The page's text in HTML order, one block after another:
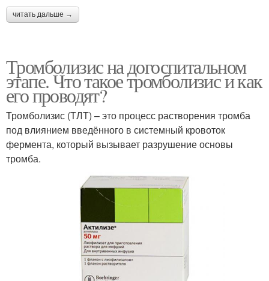
читать дальше →
Тромболизис на догоспитальном
этапе. Что такое тромболизис и как
его проводят?
Тромболизис (ТЛТ) – это процесс растворения тромба
под влиянием введённого в системный кровоток
фермента, который вызывает разрушение основы
тромба.